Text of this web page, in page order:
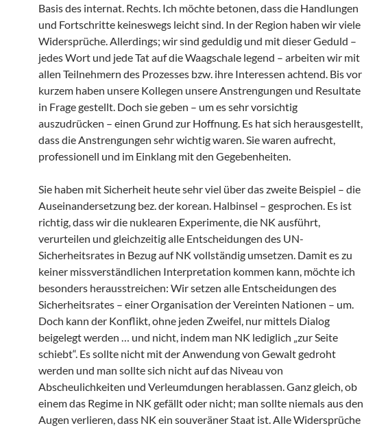
Basis des internat. Rechts. Ich möchte betonen, dass die Handlungen
und Fortschritte keineswegs leicht sind. In der Region haben wir viele
Widersprüche. Allerdings; wir sind geduldig und mit dieser Geduld –
jedes Wort und jede Tat auf die Waagschale legend – arbeiten wir mit
allen Teilnehmern des Prozesses bzw. ihre Interessen achtend. Bis vor
kurzem haben unsere Kollegen unsere Anstrengungen und Resultate
in Frage gestellt. Doch sie geben – um es sehr vorsichtig
auszudrücken – einen Grund zur Hoffnung. Es hat sich herausgestellt,
dass die Anstrengungen sehr wichtig waren. Sie waren aufrecht,
professionell und im Einklang mit den Gegebenheiten.
Sie haben mit Sicherheit heute sehr viel über das zweite Beispiel – die
Auseinandersetzung bez. der korean. Halbinsel – gesprochen. Es ist
richtig, dass wir die nuklearen Experimente, die NK ausführt,
verurteilen und gleichzeitig alle Entscheidungen des UN-
Sicherheitsrates in Bezug auf NK vollständig umsetzen. Damit es zu
keiner missverständlichen Interpretation kommen kann, möchte ich
besonders herausstreichen: Wir setzen alle Entscheidungen des
Sicherheitsrates – einer Organisation der Vereinten Nationen – um.
Doch kann der Konflikt, ohne jeden Zweifel, nur mittels Dialog
beigelegt werden … und nicht, indem man NK lediglich „zur Seite
schiebt“. Es sollte nicht mit der Anwendung von Gewalt gedroht
werden und man sollte sich nicht auf das Niveau von
Abscheulichkeiten und Verleumdungen herablassen. Ganz gleich, ob
einem das Regime in NK gefällt oder nicht; man sollte niemals aus den
Augen verlieren, dass NK ein souveräner Staat ist. Alle Widersprüche